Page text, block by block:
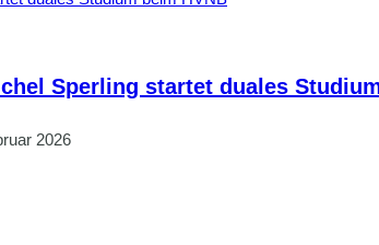
Sperling startet duales
2026